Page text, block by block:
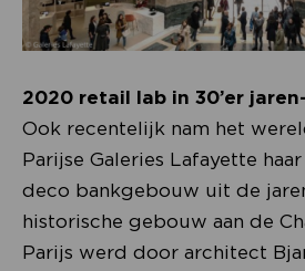
2020 retail lab in 30’er
Ook recentelijk nam het
Parijse Galeries Lafayette
deco bankgebouw uit de
historische gebouw aan de
Parijs werd door architect